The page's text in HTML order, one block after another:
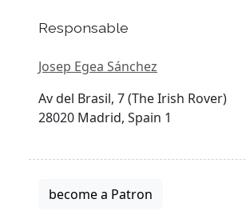
Responsable
Josep Egea Sánchez
Av del Brasil, 7 (The Irish Rover)
28020 Madrid, Spain 1
become a Patron